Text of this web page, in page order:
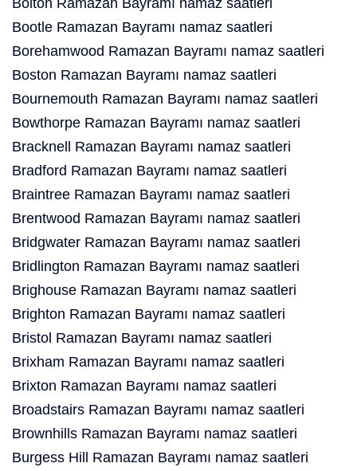
Bolton Ramazan Bayramı namaz saatleri
Bootle Ramazan Bayramı namaz saatleri
Borehamwood Ramazan Bayramı namaz saatleri
Boston Ramazan Bayramı namaz saatleri
Bournemouth Ramazan Bayramı namaz saatleri
Bowthorpe Ramazan Bayramı namaz saatleri
Bracknell Ramazan Bayramı namaz saatleri
Bradford Ramazan Bayramı namaz saatleri
Braintree Ramazan Bayramı namaz saatleri
Brentwood Ramazan Bayramı namaz saatleri
Bridgwater Ramazan Bayramı namaz saatleri
Bridlington Ramazan Bayramı namaz saatleri
Brighouse Ramazan Bayramı namaz saatleri
Brighton Ramazan Bayramı namaz saatleri
Bristol Ramazan Bayramı namaz saatleri
Brixham Ramazan Bayramı namaz saatleri
Brixton Ramazan Bayramı namaz saatleri
Broadstairs Ramazan Bayramı namaz saatleri
Brownhills Ramazan Bayramı namaz saatleri
Burgess Hill Ramazan Bayramı namaz saatleri